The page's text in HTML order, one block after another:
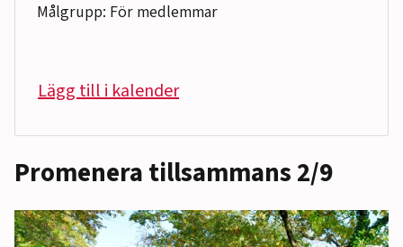
Promenera tillsammans 2/9
Målgrupp: För medlemmar
Lägg till i kalender